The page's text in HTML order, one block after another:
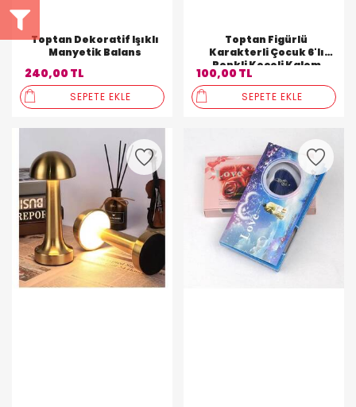
Toptan Dekoratif Işıklı
Manyetik Balans
240,00 TL
SEPETE EKLE
Toptan Figürlü
Karakterli Çocuk 6'lı
Renkli Keçeli Kalem
100,00 TL
SEPETE EKLE